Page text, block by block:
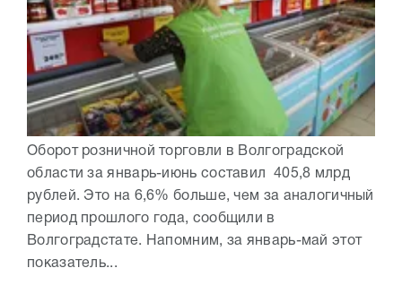
Оборот розничной торговли в Волгоградской
области за январь-июнь составил 405,8 млрд
рублей. Это на 6,6% больше, чем за аналогичный
период прошлого года, сообщили в
Волгоградстате. Напомним, за январь-май этот
показатель...